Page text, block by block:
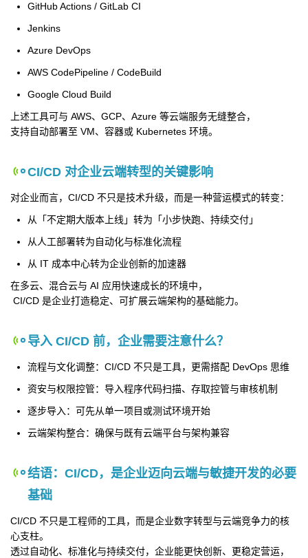
GitHub Actions / GitLab CI
Jenkins
Azure DevOps
AWS CodePipeline / CodeBuild
Google Cloud Build
上述工具可与 AWS、GCP、Azure 等云端服务无缝整合，
支持自动部署至 VM、容器或 Kubernetes 环境。
CI/CD 对企业云端转型的关键影响
对企业而言，CI/CD 不只是技术升级，而是一种营运模式的转变：
从「不定期大版本上线」转为「小步快跑、持续交付」
从人工部署转为自动化与标准化流程
从 IT 成本中心转为企业创新的加速器
在多云、混合云与 AI 应用快速成长的环境中，
CI/CD 是企业打造稳定、可扩展云端架构的基础能力。
导入 CI/CD 前，企业需要注意什么？
流程与文化调整：CI/CD 不只是工具，更需搭配 DevOps 思维
资安与权限控管：导入程序代码扫描、存取控管与审核机制
逐步导入：可先从单一项目或测试环境开始
云端架构整合：确保与既有云端平台与架构兼容
结语：CI/CD，是企业迈向云端与敏捷开发的必要
基础
CI/CD 不只是工程师的工具，而是企业数字转型与云端竞争力的核
心支柱。
透过自动化、标准化与持续交付，企业能更快创新、更稳定营运，